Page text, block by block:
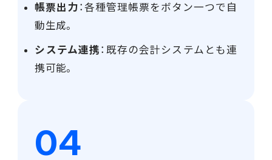
帳票出力 ：各種管理帳票をボタン一つで自
動生成。
システム連携 ：既存の会計システムとも連
携可能。